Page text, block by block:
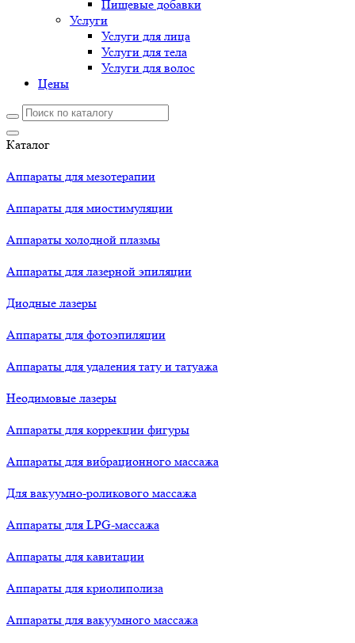
Пищевые добавки
Услуги
Услуги для лица
Услуги для тела
Услуги для волос
Цены
Каталог
Аппараты для мезотерапии
Аппараты для миостимуляции
Аппараты холодной плазмы
Аппараты для лазерной эпиляции
Диодные лазеры
Аппараты для фотоэпиляции
Аппараты для удаления тату и татуажа
Неодимовые лазеры
Аппараты для коррекции фигуры
Аппараты для вибрационного массажа
Для вакуумно-роликового массажа
Аппараты для LPG-массажа
Аппараты для кавитации
Аппараты для криолиполиза
Аппараты для вакуумного массажа